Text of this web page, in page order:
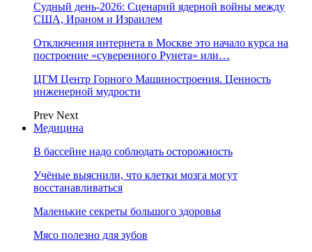
Судный день-2026: Сценарий ядерной войны между
США, Ираном и Израилем
Отключения интернета в Москве это начало курса на
построение «суверенного Рунета» или…
ЦГМ Центр Горного Машиностроения. Ценность
инженерной мудрости
Prev Next
Медицина
В бассейне надо соблюдать осторожность
Учёные выяснили, что клетки мозга могут
восстанавливаться
Маленькие секреты большого здоровья
Мясо полезно для зубов